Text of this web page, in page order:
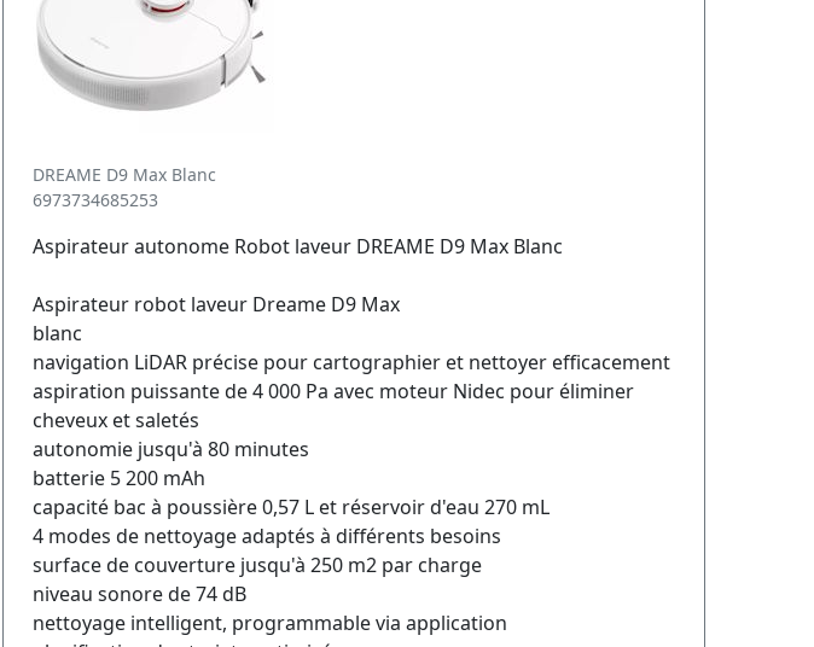
DREAME D9 Max Blanc
6973734685253
Aspirateur autonome Robot laveur DREAME D9 Max Blanc
Aspirateur robot laveur Dreame D9 Max
blanc
navigation LiDAR précise pour cartographier et nettoyer efficacement
aspiration puissante de 4 000 Pa avec moteur Nidec pour éliminer
cheveux et saletés
autonomie jusqu'à 80 minutes
batterie 5 200 mAh
capacité bac à poussière 0,57 L et réservoir d'eau 270 mL
4 modes de nettoyage adaptés à différents besoins
surface de couverture jusqu'à 250 m2 par charge
niveau sonore de 74 dB
nettoyage intelligent, programmable via application